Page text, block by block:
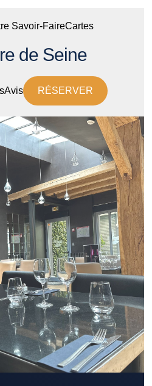
Savoir-FaireCartes
de Seine
Avis RÉSERVER